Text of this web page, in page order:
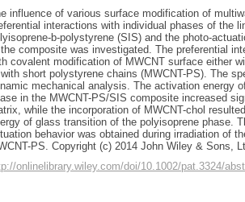
influence of various surface modification of
interactions with individual phases of the
b-polystyrene (SIS) and the photo-
composite was investigated. The preferential
covalent modification of MWCNT surface either
short polystyrene chains (MWCNT-PS). The
mechanical analysis. The activation energy
in the MWCNT-PS/SIS composite increased
while the incorporation of MWCNT-chol
of glass transition of the polyisoprene phase.
behavior was obtained during irradiation of
PS. Copyright (c) 2014 John Wiley & Sons,
onlinelibrary.wiley.com/doi/10.1002/pat.3324/